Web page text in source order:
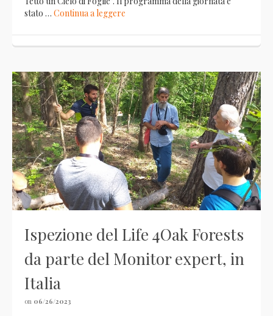
stato … Continua a leggere
Ispezione del Life 4Oak Forests
da parte del Monitor expert, in
Italia
on 06/26/2023